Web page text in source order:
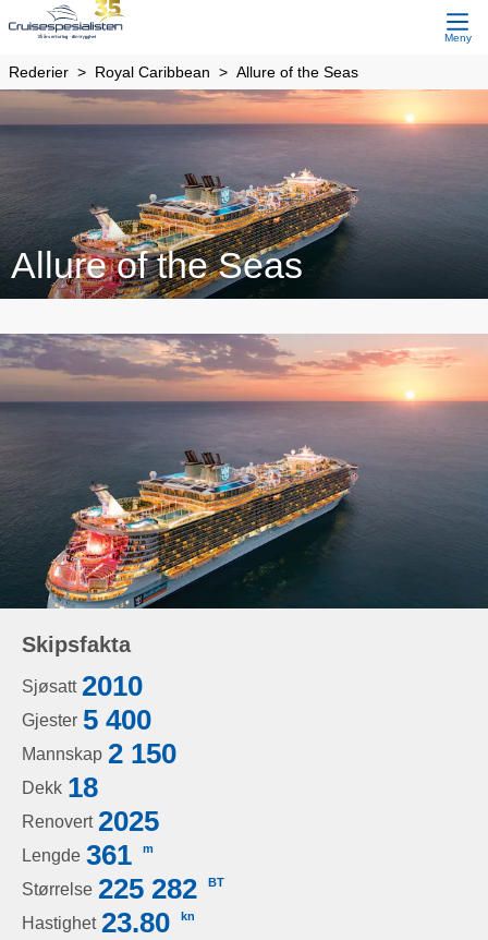
Meny
Rederier Royal Caribbean Allure of the Seas
Allure of the Seas
Skipsfakta
Sjøsatt 2010
Gjester 5 400
Mannskap 2 150
Dekk 18
Renovert 2025
Lengde 361 m
Størrelse 225 282 BT
Hastighet 23.80 kn